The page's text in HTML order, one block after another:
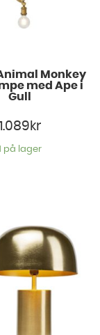
Monkey
med Ape i
Gull
1.089 kr
på lager